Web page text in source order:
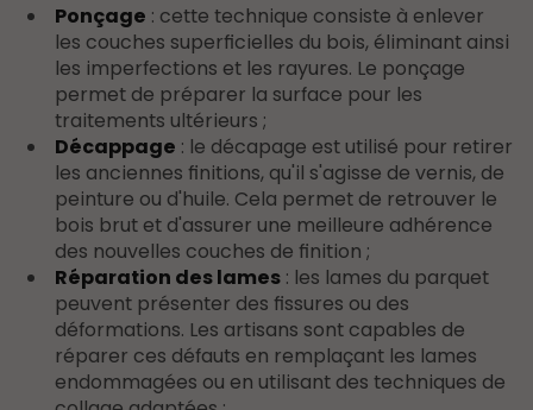
Ponçage : cette technique consiste à enlever
les couches superficielles du bois, éliminant ainsi
les imperfections et les rayures. Le ponçage
permet de préparer la surface pour les
traitements ultérieurs ;
Décappage : le décapage est utilisé pour retirer
les anciennes finitions, qu'il s'agisse de vernis, de
peinture ou d'huile. Cela permet de retrouver le
bois brut et d'assurer une meilleure adhérence
des nouvelles couches de finition ;
Réparation des lames: les lames du parquet
peuvent présenter des fissures ou des
déformations. Les artisans sont capables de
réparer ces défauts en remplaçant les lames
endommagées ou en utilisant des techniques de